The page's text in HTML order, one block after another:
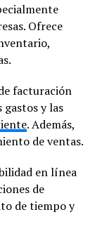
Ofrece
facturación
y las
. Además,
de ventas.
en línea
de
de tiempo y